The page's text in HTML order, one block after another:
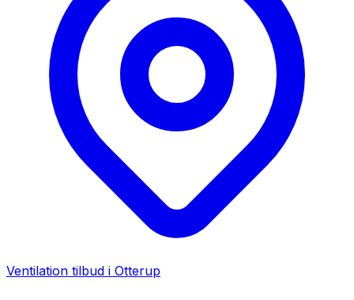
Ventilation tilbud i Otterup